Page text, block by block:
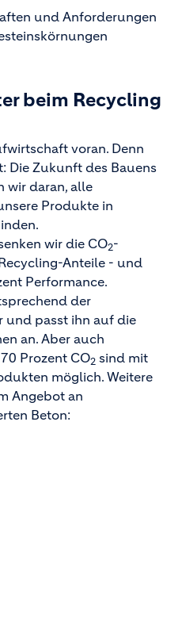
und Anforderungen
beim Recycling
voran. Denn
Die Zukunft des Bauens
wir daran, alle
Produkte in
wir die CO2-
Anteile - und
Performance.
der
und passt ihn auf die
an. Aber auch
Prozent CO2 sind mit
möglich. Weitere
Angebot an
Beton: